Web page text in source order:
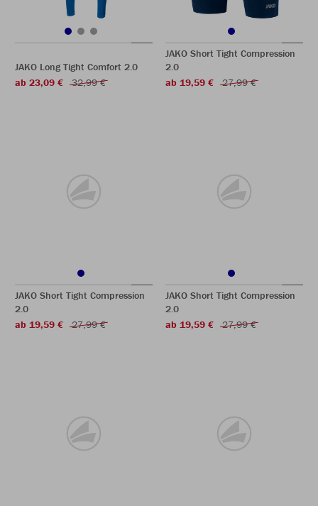
JAKO Long Tight Comfort 2.0
ab 23,09 €
32,99 €
JAKO Short Tight Compression
2.0
ab 19,59 €
27,99 €
JAKO Short Tight Compression
2.0
ab 19,59 €
27,99 €
JAKO Short Tight Compression
2.0
ab 19,59 €
27,99 €